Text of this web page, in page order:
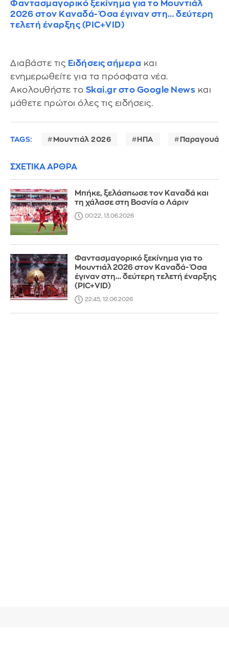
Φαντασμαγορικό ξεκίνημα για το Μουντιάλ
2026 στον Καναδά- Όσα έγιναν στη… δεύτερη
τελετή έναρξης (PIC+VID)
Διαβάστε τις Ειδήσεις σήμερα και
ενημερωθείτε για τα πρόσφατα νέα.
Ακολουθήστε το Skai.gr στο Google News και
μάθετε πρώτοι όλες τις ειδήσεις.
TAGS: Μουντιάλ 2026 ΗΠΑ Παραγουάη
ΣΧΕΤΙΚΑ ΑΡΘΡΑ
Μπήκε, ξελάσπωσε τον Καναδά και
τη χάλασε στη Βοσνία ο Λάριν
00:22, 13.06.2026
Φαντασμαγορικό ξεκίνημα για το
Μουντιάλ 2026 στον Καναδά- Όσα
έγιναν στη… δεύτερη τελετή έναρξης
(PIC+VID)
22:45, 12.06.2026